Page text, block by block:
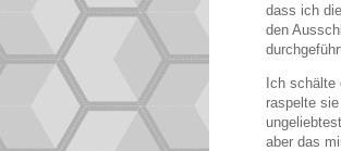
dass ich
den
Ich schälte
raspelte
aber das